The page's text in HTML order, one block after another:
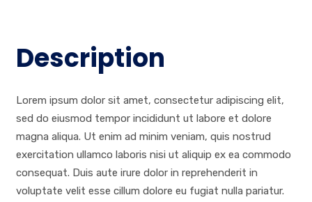
Description
Lorem ipsum dolor sit amet, consectetur adipiscing elit,
sed do eiusmod tempor incididunt ut labore et dolore
magna aliqua. Ut enim ad minim veniam, quis nostrud
exercitation ullamco laboris nisi ut aliquip ex ea commodo
consequat. Duis aute irure dolor in reprehenderit in
voluptate velit esse cillum dolore eu fugiat nulla pariatur.